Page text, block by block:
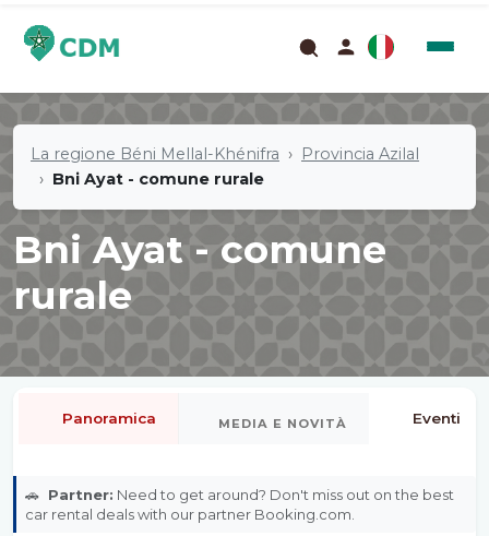
La regione Béni Mellal-Khénifra
Provincia Azilal
Bni Ayat - comune rurale
Bni Ayat - comune
rurale
Panoramica MEDIA E NOVITÀ Eventi
🚗 Partner: Need to get around? Don't miss out on the best
car rental deals with our partner Booking.com.